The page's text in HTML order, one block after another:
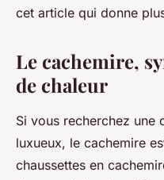
cet article qui donne
Le cachemire,
de chaleur
Si vous recherchez une
luxueux, le cachemire
chaussettes en